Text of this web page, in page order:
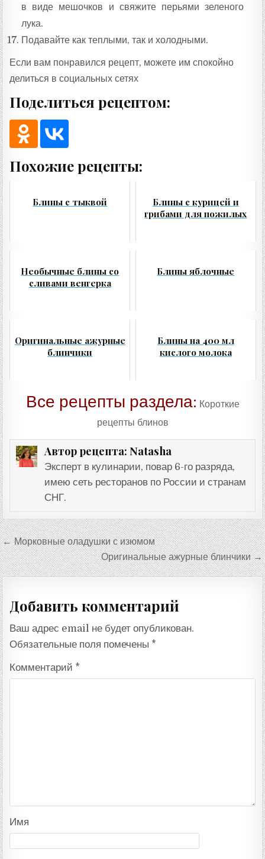
в виде мешочков и свяжите перьями зеленого
лука.
Подавайте как теплыми, так и холодными.
Если вам понравился рецепт, можете им спокойно
делиться в социальных сетях
Поделиться рецептом:
Похожие рецепты:
Блины с тыквой
Блины с курицей и
грибами для пожилых
Необычные блины со
сливами венгерка
Блины яблочные
Оригинальные ажурные
блинчики
Блины на 400 мл
кислого молока
Все рецепты раздела: Короткие
рецепты блинов
Автор рецепта: Natasha
Эксперт в кулинарии, повар 6-го разряда,
имею сеть ресторанов по России и странам
СНГ.
Навигация
по
записям
← Морковные оладушки с изюмом
Оригинальные ажурные блинчики →
Добавить комментарий
Ваш адрес email не будет опубликован.
Обязательные поля помечены *
Комментарий *
Имя